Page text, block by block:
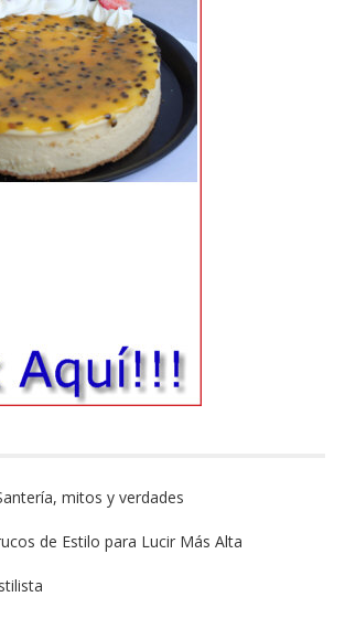
mitos y verdades
de Estilo para Lucir Más Alta